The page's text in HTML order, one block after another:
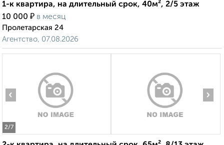
1-к квартира, на длительный срок, 40м², 2/5 этаж
10 000 ₽ в месяц
Пролетарская 24
Агентство, 07.08.2026
2/7
‹ ›